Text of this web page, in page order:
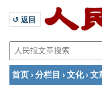
↺ 返回
首页 › 分栏目 › 文化› 文